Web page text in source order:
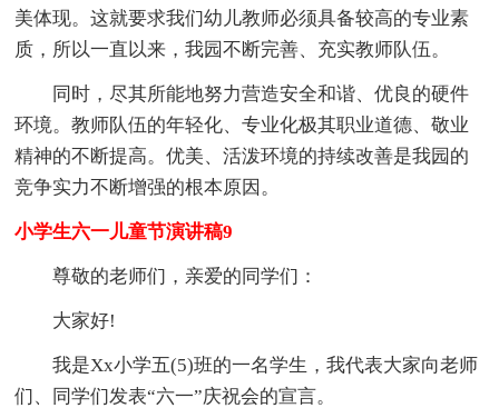
美体现。这就要求我们幼儿教师必须具备较高的专业素
质，所以一直以来，我园不断完善、充实教师队伍。
同时，尽其所能地努力营造安全和谐、优良的硬件
环境。教师队伍的年轻化、专业化极其职业道德、敬业
精神的不断提高。优美、活泼环境的持续改善是我园的
竞争实力不断增强的根本原因。
小学生六一儿童节演讲稿9
尊敬的老师们，亲爱的同学们：
大家好!
我是Xx小学五(5)班的一名学生，我代表大家向老师
们、同学们发表“六一”庆祝会的宣言。